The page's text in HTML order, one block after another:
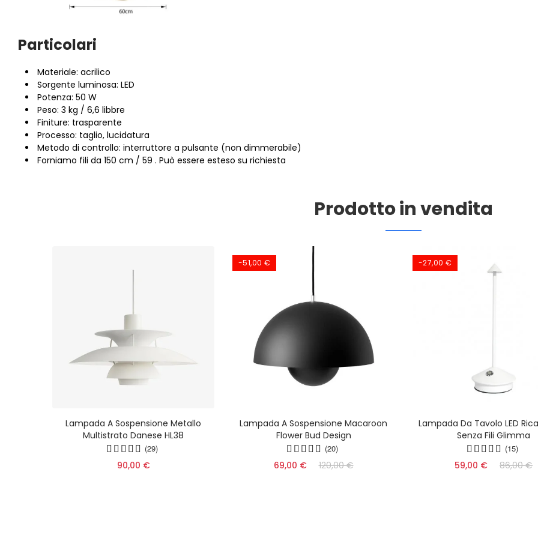
Particolari
Materiale: acrilico
Sorgente luminosa: LED
Potenza: 50 W
Peso: 3 kg / 6,6 libbre
Finiture: trasparente
Processo: taglio, lucidatura
Metodo di controllo: interruttore a pulsante (non dimmerabile)
Forniamo fili da 150 cm / 59 . Può essere esteso su richiesta
Prodotto in vendita
Lampada A Sospensione Metallo
Multistrato Danese HL38
(29)
90,00 €
-51,00 €
Lampada A Sospensione Macaroon
Flower Bud Design
(20)
69,00 € 120,00 €
-27,00 €
Lampada Da Tavolo LED
Senza Fili Glimma
(15)
59,00 € 86,00 €